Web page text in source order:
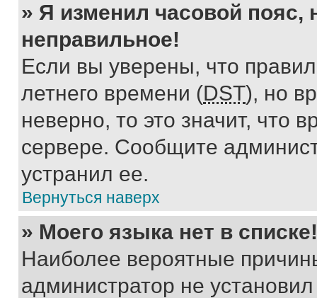
» Я изменил часовой пояс,
неправильное!
Если вы уверены, что
летнего времени (DST), но
неверно, то это значит, что
сервере. Сообщите
устранил ее.
Вернуться наверх
» Моего языка нет в списке!
Наиболее вероятные
администратор не